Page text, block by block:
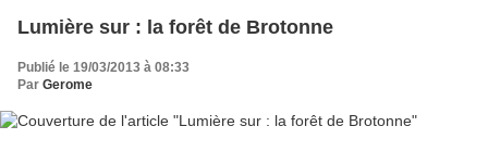
Lumière sur : la forêt de Brotonne
Publié le 19/03/2013 à 08:33
Par Gerome